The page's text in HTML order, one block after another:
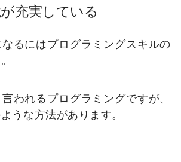
充実している
るにはプログラミングスキルの
われるプログラミングですが、
うな方法があります。